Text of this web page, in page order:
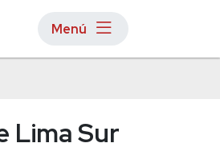
Menú
Lima Sur